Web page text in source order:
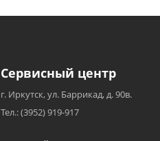
Сервисный центр
г. Иркутск, ул. Баррикад, д. 90в.
Тел.: (3952) 919-917